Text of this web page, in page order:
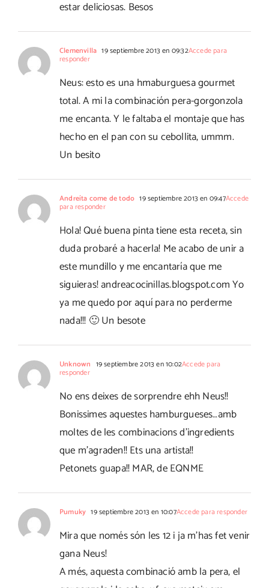
estar deliciosas. Besos
Clemenvilla 19 septiembre 2013 en 09:32Accede para
responder
Neus: esto es una hmaburguesa gourmet
total. A mi la combinación pera-gorgonzola
me encanta. Y le faltaba el montaje que has
hecho en el pan con su cebollita, ummm.
Un besito
Andreíta come de todo 19 septiembre 2013 en 09:47Accede
para responder
Hola! Qué buena pinta tiene esta receta, sin
duda probaré a hacerla! Me acabo de unir a
este mundillo y me encantaría que me
siguieras! andreacocinillas.blogspot.com Yo
ya me quedo por aquí para no perderme
nada!!! 🙂 Un besote
Unknown 19 septiembre 2013 en 10:02Accede para
responder
No ens deixes de sorprendre ehh Neus!!
Bonissimes aquestes hamburgueses…amb
moltes de les combinacions d'ingredients
que m'agraden!! Ets una artista!!
Petonets guapa!! MAR, de EQNME
Pumuky 19 septiembre 2013 en 10:07Accede para responder
Mira que només són les 12 i ja m'has fet venir
gana Neus!
A més, aquesta combinació amb la pera, el